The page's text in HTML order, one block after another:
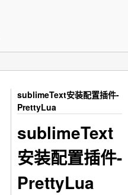
sublimeText安装配置插件-
PrettyLua
sublimeText
安装配置插件-
PrettyLua